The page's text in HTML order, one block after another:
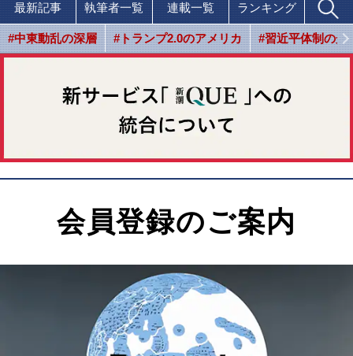
最新記事 執筆者一覧 連載一覧 ランキング
#中東動乱の深層 #トランプ2.0のアメリカ #習近平体制の光
会員登録のご案内